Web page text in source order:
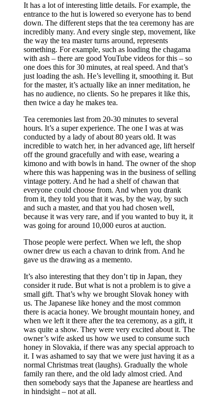
It has a lot of interesting little details. For example, the
entrance to the hut is lowered so everyone has to bend
down. The different steps that the tea ceremony has are
incredibly many. And every single step, movement, like
the way the tea master turns around, represents
something. For example, such as loading the chagama
with ash – there are good YouTube videos for this – so
one does this for 30 minutes, at real speed. And that’s
just loading the ash. He’s levelling it, smoothing it. But
for the master, it’s actually like an inner meditation, he
has no audience, no clients. So he prepares it like this,
then twice a day he makes tea.
Tea ceremonies last from 20-30 minutes to several
hours. It’s a super experience. The one I was at was
conducted by a lady of about 80 years old. It was
incredible to watch her, in her advanced age, lift herself
off the ground gracefully and with ease, wearing a
kimono and with bowls in hand. The owner of the shop
where this was happening was in the business of selling
vintage pottery. And he had a shelf of chawan that
everyone could choose from. And when you drank
from it, they told you that it was, by the way, by such
and such a master, and that you had chosen well,
because it was very rare, and if you wanted to buy it, it
was going for around 10,000 euros at auction.
Those people were perfect. When we left, the shop
owner drew us each a chavan to drink from. And he
gave us the drawing as a memento.
It’s also interesting that they don’t tip in Japan, they
consider it rude. But what is not a problem is to give a
small gift. That’s why we brought Slovak honey with
us. The Japanese like honey and the most common
there is acacia honey. We brought mountain honey, and
when we left it there after the tea ceremony, as a gift, it
was quite a show. They were very excited about it. The
owner’s wife asked us how we used to consume such
honey in Slovakia, if there was any special approach to
it. I was ashamed to say that we were just having it as a
normal Christmas treat (laughs). Gradually the whole
family ran there, and the old lady almost cried. And
then somebody says that the Japanese are heartless and
in hindsight – not at all.